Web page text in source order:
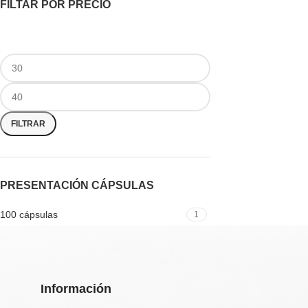
FILTAR POR PRECIO
FILTRAR
PRESENTACIÓN CÁPSULAS
100 cápsulas 1
Información